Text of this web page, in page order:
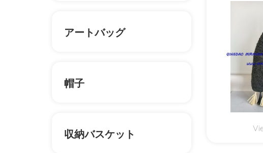
アートバッグ
帽子
収納バスケット